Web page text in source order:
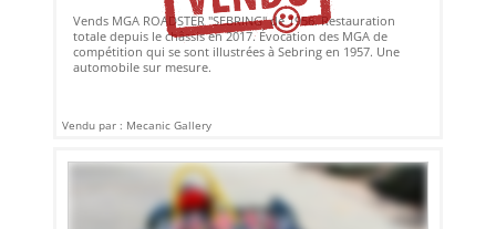
Vends MGA ROADSTER "SEBRING" de 1956. Restauration
totale depuis le châssis en 2017. Évocation des MGA de
compétition qui se sont illustrées à Sebring en 1957. Une
automobile sur mesure.
Vendu par : Mecanic Gallery